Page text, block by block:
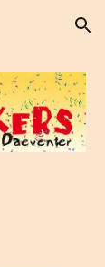
to navigation